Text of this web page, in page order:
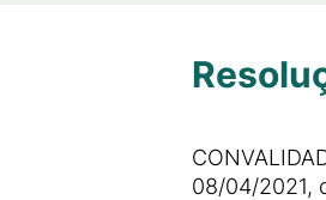
08/04/2021,